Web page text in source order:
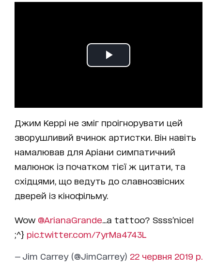
Джим Керрі не зміг проігнорувати цей
зворушливий вчинок артистки. Він навіть
намалював для Аріани симпатичний
малюнок із початком тієї ж цитати, та
східцями, що ведуть до славнозвісних
дверей із кінофільму.
Wow @ArianaGrande ...a tattoo? Ssss’nice!
;^} pic.twitter.com/7yrMa4743L
— Jim Carrey (@JimCarrey) 22 червня 2019 р.